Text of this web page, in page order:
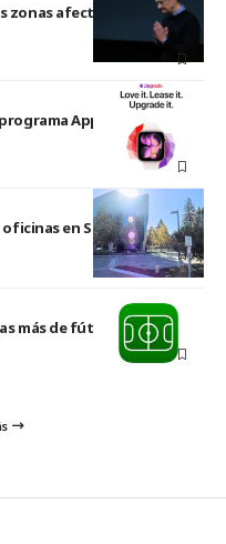
zonas afectadas por los
Apple Upgrade
en Sunnyvale
más de fútbol